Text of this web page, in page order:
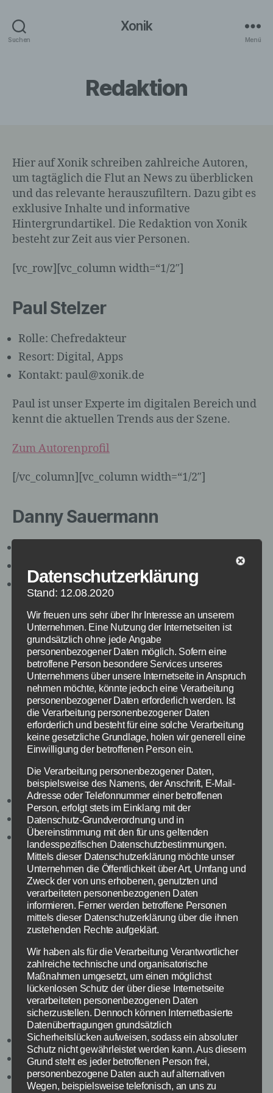
Suchen
Xonik
Menü
Redaktion
Hier auf Xonik schreiben zahlreiche Autoren,
um tagtäglich die Flut an News zu überblicken
und das relevante herauszufiltern. Dazu gibt es
exklusive Inhalte und informative
Hintergrundartikel. Die Redaktion von Xonik
besteht zur Zeit aus vier Personen.
[vc_row][vc_column width=“1/2″]
Paul Stelzer
Rolle: Chefredakteur
Resort: Digital, Apps
Kontakt: paul@xonik.de
Paul ist unser Experte im digitalen Bereich und
kennt die aktuellen Trends aus der Szene.
Zum Autorenprofil
[/vc_column][vc_column width=“1/2″]
Danny Sauermann
Kontakt: danny@xonik.de
Danny schaut leidenschaftlich Filme und kennt
die neusten Blockbuster aus dem Kino. Auch
mit Filmkritik hält er nicht zurück.
Zum Autorenprofil
[/vc_column][/vc_row]
[vc_row][vc_column width=“1/2″]
Tina Krüger
Rolle: Redakteurin
Resort: TV, Games
Kontakt: tina@xonik.de
Tina ist nicht nur die TV-Expertin, die aktuelle
Shows, Filme und Einschaltquoten
einzuschätzen weiß, sondern auch
leidenschaftliche Gamerin.
[/vc_column][vc_column width=“1/2″]
Torben Stein
Rolle: Freier Mitarbeiter
Resort: Wirtschaft, Finanzen
Kontakt: torben@xonik.de
Datenschutzerklärung
Stand: 12.08.2020
Wir freuen uns sehr über Ihr Interesse an unserem
Unternehmen. Eine Nutzung der Internetseiten ist
grundsätzlich ohne jede Angabe
personenbezogener Daten möglich. Sofern eine
betroffene Person besondere Services unseres
Unternehmens über unsere Internetseite in Anspruch
nehmen möchte, könnte jedoch eine Verarbeitung
personenbezogener Daten erforderlich werden. Ist
die Verarbeitung personenbezogener Daten
erforderlich und besteht für eine solche Verarbeitung
keine gesetzliche Grundlage, holen wir generell eine
Einwilligung der betroffenen Person ein.
Die Verarbeitung personenbezogener Daten,
beispielsweise des Namens, der Anschrift, E-Mail-
Adresse oder Telefonnummer einer betroffenen
Person, erfolgt stets im Einklang mit der
Datenschutz-Grundverordnung und in
Übereinstimmung mit den für uns geltenden
landesspezifischen Datenschutzbestimmungen.
Mittels dieser Datenschutzerklärung möchte unser
Unternehmen die Öffentlichkeit über Art, Umfang und
Zweck der von uns erhobenen, genutzten und
verarbeiteten personenbezogenen Daten
informieren. Ferner werden betroffene Personen
mittels dieser Datenschutzerklärung über die ihnen
zustehenden Rechte aufgeklärt.
Wir haben als für die Verarbeitung Verantwortlicher
zahlreiche technische und organisatorische
Maßnahmen umgesetzt, um einen möglichst
lückenlosen Schutz der über diese Internetseite
verarbeiteten personenbezogenen Daten
sicherzustellen. Dennoch können Internetbasierte
Datenübertragungen grundsätzlich
Sicherheitslücken aufweisen, sodass ein absoluter
Schutz nicht gewährleistet werden kann. Aus diesem
Grund steht es jeder betroffenen Person frei,
personenbezogene Daten auch auf alternativen
Wegen, beispielsweise telefonisch, an uns zu